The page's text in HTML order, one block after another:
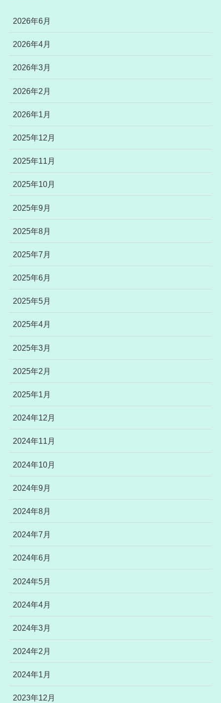
2026年6月
2026年4月
2026年3月
2026年2月
2026年1月
2025年12月
2025年11月
2025年10月
2025年9月
2025年8月
2025年7月
2025年6月
2025年5月
2025年4月
2025年3月
2025年2月
2025年1月
2024年12月
2024年11月
2024年10月
2024年9月
2024年8月
2024年7月
2024年6月
2024年5月
2024年4月
2024年3月
2024年2月
2024年1月
2023年12月